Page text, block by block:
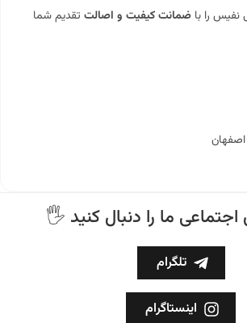
را باضمانت کیفیت و اصالتتقدیم شما
ما را دنبال کنید
تلگرام
اینستاگرام